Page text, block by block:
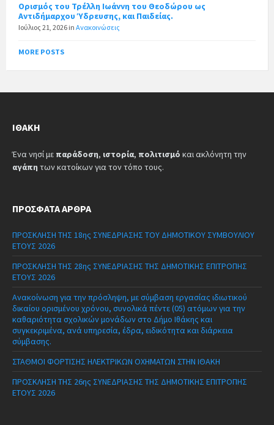
Ορισμός του Τρέλλη Ιωάννη του Θεοδώρου ως
Αντιδήμαρχου Ύδρευσης, και Παιδείας.
Ιούλιος 21, 2026 in Ανακοινώσεις
MORE POSTS
ΙΘΆΚΗ
Ένα νησί με παράδοση, ιστορία, πολιτισμό και ακλόνητη την
αγάπη των κατοίκων για τον τόπο τους.
ΠΡΌΣΦΑΤΑ ΆΡΘΡΑ
ΠΡΟΣΚΛΗΣΗ ΤΗΣ 18ης ΣΥΝΕΔΡΙΑΣΗΣ ΤΟΥ ΔΗΜΟΤΙΚΟΥ ΣΥΜΒΟΥΛΙΟΥ
ΕΤΟΥΣ 2026
ΠΡΟΣΚΛΗΣΗ ΤΗΣ 28ης ΣΥΝΕΔΡΙΑΣΗΣ ΤΗΣ ΔΗΜΟΤΙΚΗΣ ΕΠΙΤΡΟΠΗΣ
ΕΤΟΥΣ 2026
Ανακοίνωση για την πρόσληψη, με σύμβαση εργασίας ιδιωτικού
δικαίου ορισμένου χρόνου, συνολικά πέντε (05) ατόμων για την
καθαριότητα σχολικών μονάδων στο Δήμο Ιθάκης και
συγκεκριμένα, ανά υπηρεσία, έδρα, ειδικότητα και διάρκεια
σύμβασης.
ΣΤΑΘΜΟΙ ΦΟΡΤΙΣΗΣ ΗΛΕΚΤΡΙΚΩΝ ΟΧΗΜΑΤΩΝ ΣΤΗΝ ΙΘΑΚΗ
ΠΡΟΣΚΛΗΣΗ ΤΗΣ 26ης ΣΥΝΕΔΡΙΑΣΗΣ ΤΗΣ ΔΗΜΟΤΙΚΗΣ ΕΠΙΤΡΟΠΗΣ
ΕΤΟΥΣ 2026